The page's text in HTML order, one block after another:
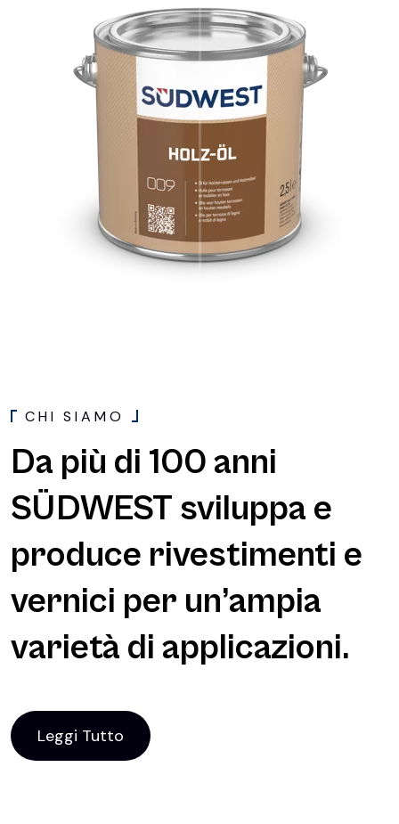
CHI SIA MO
Da più di 100 anni
SÜDWEST sviluppa e
produce rivestimenti e
vernici per un’ampia
varietà di applicazioni.
Leggi Tutto